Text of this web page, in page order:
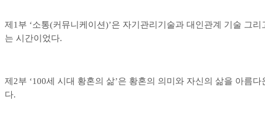
제 1부 ‘소통(커뮤니케이션)’은 자기관리기술과 대인관계 기술 그리
는 시간이었다.
제 2부 ‘100세 시대 황혼의 삶’은 황혼의 의미와 자신의 삶을 아름
다.